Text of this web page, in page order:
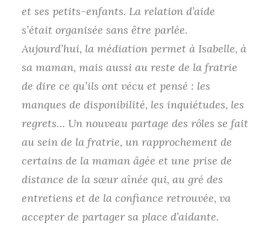
et ses petits-enfants. La relation d’aide
s’était organisée sans être parlée.
Aujourd’hui, la médiation permet à Isabelle, à
sa maman, mais aussi au reste de la fratrie
de dire ce qu’ils ont vécu et pensé : les
manques de disponibilité, les inquiétudes, les
regrets… Un nouveau partage des rôles se fait
au sein de la fratrie, un rapprochement de
certains de la maman âgée et une prise de
distance de la sœur aînée qui, au gré des
entretiens et de la confiance retrouvée, va
accepter de partager sa place d’aidante.